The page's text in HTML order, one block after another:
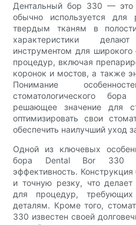
Дентальный бор 330 — это
обычно используется
твердым тканям в
характеристики
инструментом для широкого
процедур, включая
коронок и мостов, а также
Понимание
стоматологического
решающее значение для
оптимизировать свои
обеспечить наилучший уход
Одной из ключевых
бора Dental Bor 330
эффективность.
и точную резку, что
для процедур,
деталям. Кроме того,
330 известен своей